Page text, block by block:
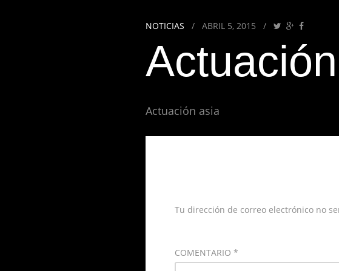
NOTICIAS / ABRIL 5, 2015 /
Actuación asia
Tu dirección de correo electrónico no
COMENTARIO *